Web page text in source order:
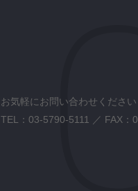
お気軽にお問い合わせください
TEL： 03-5790-5111 ／ FAX：